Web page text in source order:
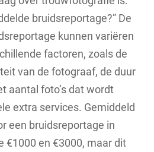
bruidsreportage?” De
kunnen variëren
factoren, zoals de
van de fotograaf, de duur
aantal foto’s dat wordt
extra services. Gemiddeld
een bruidsreportage in
€1000 en €3000, maar dit